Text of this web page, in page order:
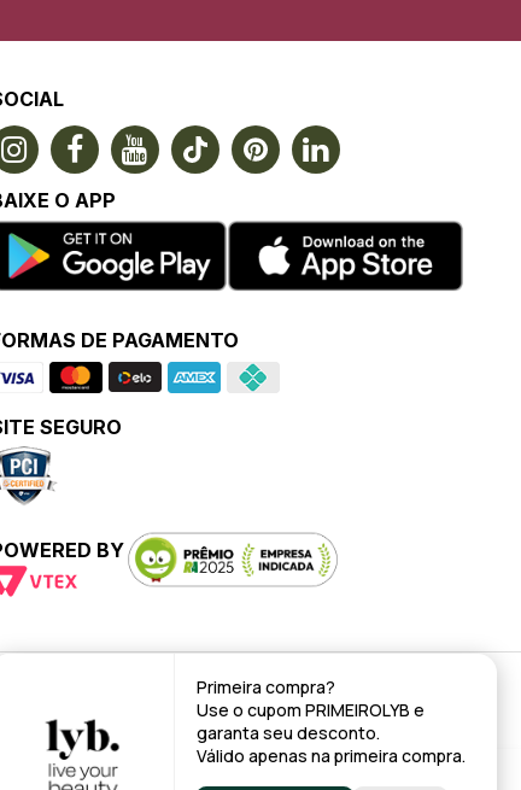
O APP
DE PAGAMENTO
SEGURO
BY
43.008.535/0001-11
Primeira compra?
Use o cupom PRIMEIROLYB e
garanta seu desconto.
Válido apenas na primeira compra.